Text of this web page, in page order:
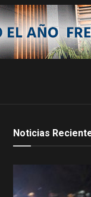
Noticias